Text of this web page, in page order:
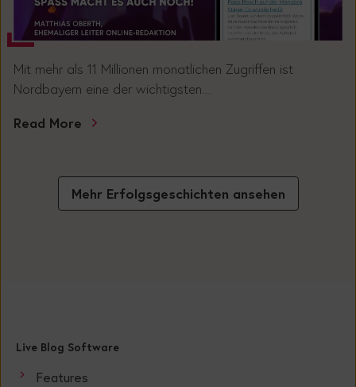
Mit mehr als 11 Millionen monatlichen Zugriffen ist
Nordbayern eine der wichtigsten...
Read More
Mehr Erfolgsgeschichten ansehen
Live Blog Software
Features